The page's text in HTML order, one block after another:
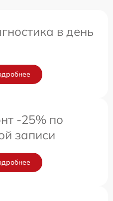
в день
-25% по
записи